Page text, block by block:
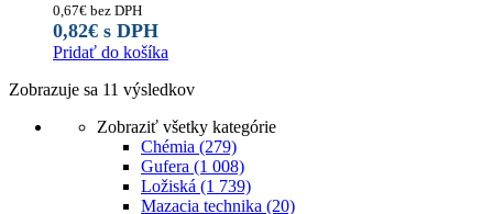
0,67€ bez DPH
0,82€ s DPH
Pridať do košíka
Zobrazuje sa 11 výsledkov
Zobraziť všetky kategórie
Chémia (279)
Gufera (1 008)
Ložiská (1 739)
Mazacia technika (20)